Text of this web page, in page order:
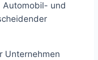
und
Unternehmen